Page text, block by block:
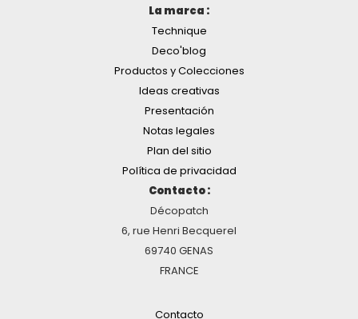
La marca :
Technique
Deco'blog
Productos y Colecciones
Ideas creativas
Presentación
Notas legales
Plan del sitio
Política de privacidad
Contacto :
Décopatch
6, rue Henri Becquerel
69740 GENAS
FRANCE
Contacto